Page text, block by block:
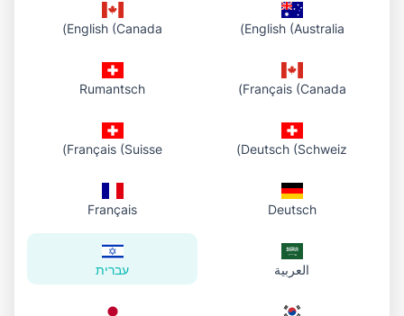
1. בחרו PDF
2. העלו לספרייה שלכם
הבקרה של החשבון, ואז מחזירים כתובת HTTPS ישירה.
שתפו את הקישור במייל או בצ׳אט. במידת הצורך פתחו את לוח
הבקרה של החשבון כדי להעתיק שוב את אותו הקישור, לפתוח אותו
או להוריד את הקובץ.
English (Australia)
English (Canada)
Français (Canada)
Rumantsch
Deutsch (Schweiz)
Français (Suisse)
Deutsch
Français
العربية עברית